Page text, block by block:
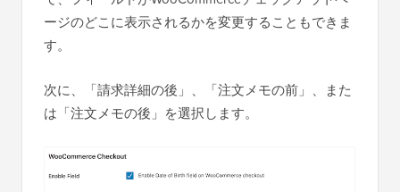
ージのどこに表示されるかを変更することもできま
す。
次に、「請求詳細の後」、「注文メモの前」、また
は「注文メモの後」を選択します。